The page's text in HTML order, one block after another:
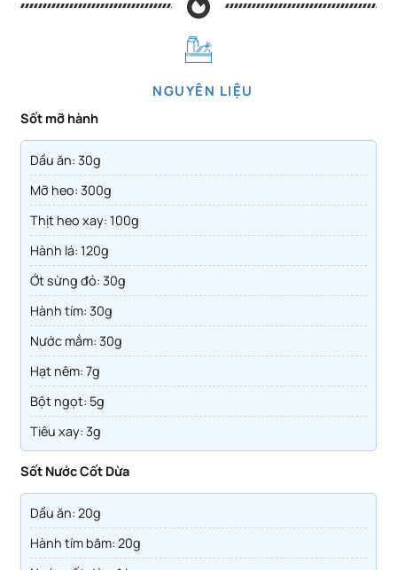
NGUYÊN LIỆU
Sốt mỡ hành
Dầu ăn: 30g
Mỡ heo: 300g
Thịt heo xay: 100g
Hành lá: 120g
Ớt sừng đỏ: 30g
Hành tím: 30g
Nước mắm: 30g
Hạt nêm: 7g
Bột ngọt: 5g
Tiêu xay: 3g
Sốt Nước Cốt Dừa
Dầu ăn: 20g
Hành tím băm: 20g